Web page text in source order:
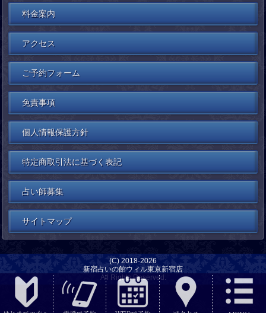
料金案内
アクセス
ご予約フォーム
免責事項
個人情報保護方針
特定商取引法に基づく表記
占い師募集
サイトマップ
(C) 2018-2026
新宿占いの館ウィル東京新宿店
All Rights Reserved.